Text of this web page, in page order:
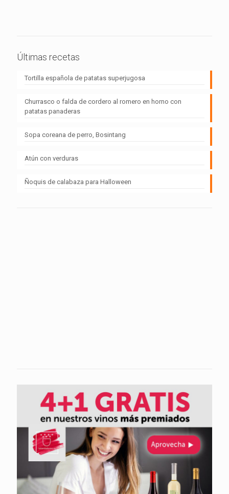
Últimas recetas
Tortilla española de patatas superjugosa
Churrasco o falda de cordero al romero en horno con
patatas panaderas
Sopa coreana de perro, Bosintang
Atún con verduras
Ñoquis de calabaza para Halloween